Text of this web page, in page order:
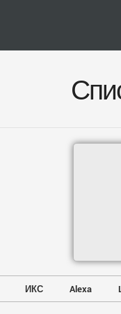
ИКС Alexa